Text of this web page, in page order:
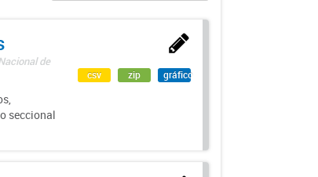
de
seccional
csv zip gráfico